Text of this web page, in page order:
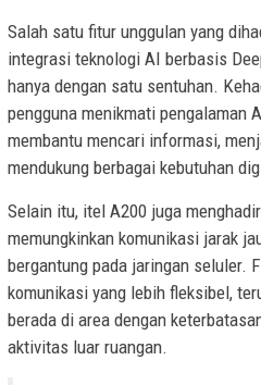
Salah satu fitur unggulan yang
integrasi teknologi AI berbasis
hanya dengan satu sentuhan.
pengguna menikmati pengalaman
membantu mencari informasi,
mendukung berbagai kebutuhan
Selain itu, itel A200 juga
memungkinkan komunikasi jarak
bergantung pada jaringan seluler.
komunikasi yang lebih fleksibel,
berada di area dengan
aktivitas luar ruangan.